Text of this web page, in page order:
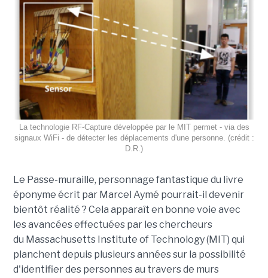
La technologie RF-Capture développée par le MIT permet - via des
signaux WiFi - de détecter les déplacements d'une personne. (crédit :
D.R.)
Le Passe-muraille, personnage fantastique du livre
éponyme écrit par Marcel Aymé pourrait-il devenir
bientôt réalité ? Cela apparaît en bonne voie avec
les avancées effectuées par les chercheurs
du Massachusetts Institute of Technology (MIT) qui
planchent depuis plusieurs années sur la possibilité
d'identifier des personnes au travers de murs